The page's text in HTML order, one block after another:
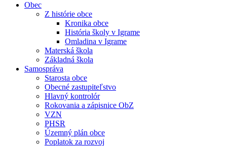
Obec
Z histórie obce
Kronika obce
História školy v Igrame
Omladina v Igrame
Materská škola
Základná škola
Samospráva
Starosta obce
Obecné zastupiteľstvo
Hlavný kontrolór
Rokovania a zápisnice ObZ
VZN
PHSR
Územný plán obce
Poplatok za rozvoj